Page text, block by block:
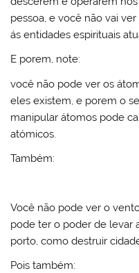
pessoa, e você não vai
ás entidades espirituais
E porem, note:
você não pode ver os
eles existem, e porem o
manipular átomos pode
atómicos.
Também:
Você não pode ver o
pode ter o poder de levar
porto, como destruir
Pois também: